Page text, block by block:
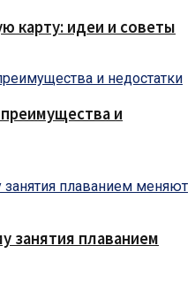
карту: идеи и советы
и
занятия плаванием